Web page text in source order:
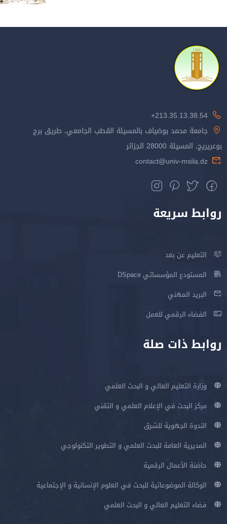
213.35.13.38.54+
جامعة محمد بوضياف بالمسيلة القطب الجامعي، طريق برج
بوعريريج، المسيلة 28000 الجزائر
contact@univ-msila.dz
روابط سريعة
التعليم عن بعد
المستودع المؤسساتي DSpace
البريد المهني
الفضاء الرقمي للعمل
روابط ذات صلة
وزارة التعليم العالي و البحث العلمي
مركز البحث في الإعلام العلمي و التقني
الندوة الجهوية للشرق
المديرية العامة للبحث العلمي و التطوير التكنولوجي
حاضنة الأعمال الرقمية
الوكالة الموضوعاتية للبحث في العلوم الإنسانية و الإجتماعية
فضاء التعليم العالي و البحث العلمي